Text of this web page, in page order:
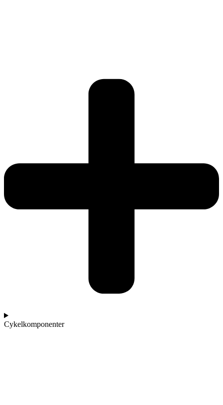
Cykelkomponenter